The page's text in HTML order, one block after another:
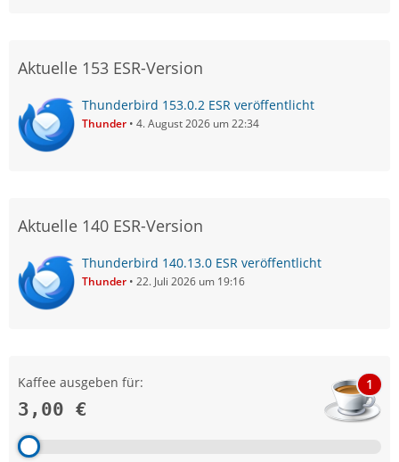
Aktuelle 153 ESR-Version
Thunderbird 153.0.2 ESR veröffentlicht
Thunder 4. August 2026 um 22:34
Aktuelle 140 ESR-Version
Thunderbird 140.13.0 ESR veröffentlicht
Thunder 22. Juli 2026 um 19:16
Kaffee ausgeben für:
3,00 €
1